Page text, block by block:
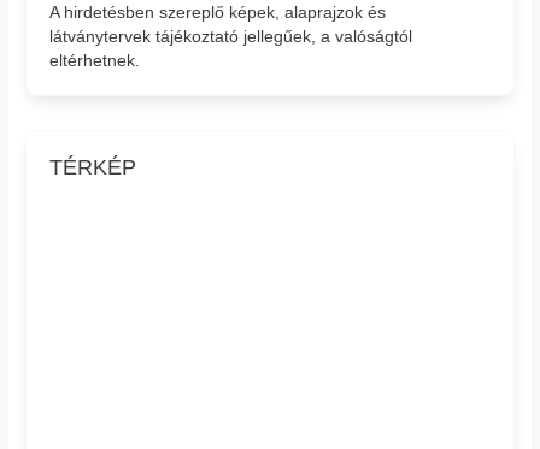
A hirdetésben szereplő képek, alaprajzok és
látványtervek tájékoztató jellegűek, a valóságtól
eltérhetnek.
TÉRKÉP